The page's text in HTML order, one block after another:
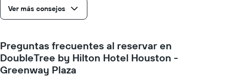
faltan
para
El
gráfico
muestra
1
Ver más consejos
Preguntas frecuentes al reservar en
DoubleTree by Hilton Hotel Houston -
Greenway Plaza